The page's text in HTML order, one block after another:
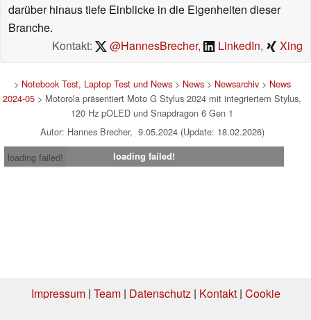
darüber hinaus tiefe Einblicke in die Eigenheiten dieser
Branche.
Kontakt:
@HannesBrecher, LinkedIn, Xing
> Notebook Test, Laptop Test und News> News> Newsarchiv> News
2024-05 > Motorola präsentiert Moto G Stylus 2024 mit integriertem Stylus,
120 Hz pOLED und Snapdragon 6 Gen 1
Autor: Hannes Brecher, 9.05.2024 (Update: 18.02.2026)
loading failed!
loading failed!
Impressum| Team| Datenschutz | Kontakt| Cookie